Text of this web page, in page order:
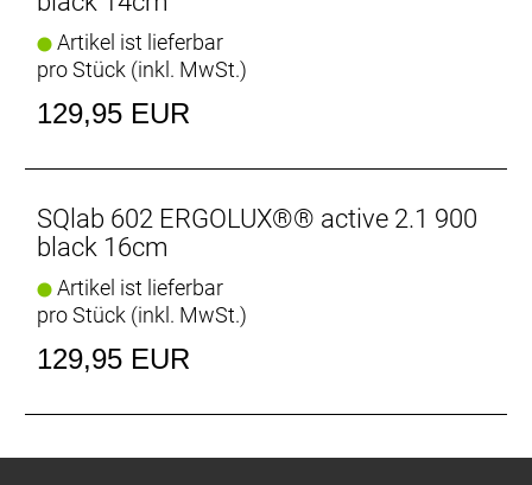
Artikel ist lieferbar
pro Stück (inkl. MwSt.)
129,95 EUR
SQlab 602 ERGOLUX®® active 2.1 900
black 16cm
Artikel ist lieferbar
pro Stück (inkl. MwSt.)
129,95 EUR